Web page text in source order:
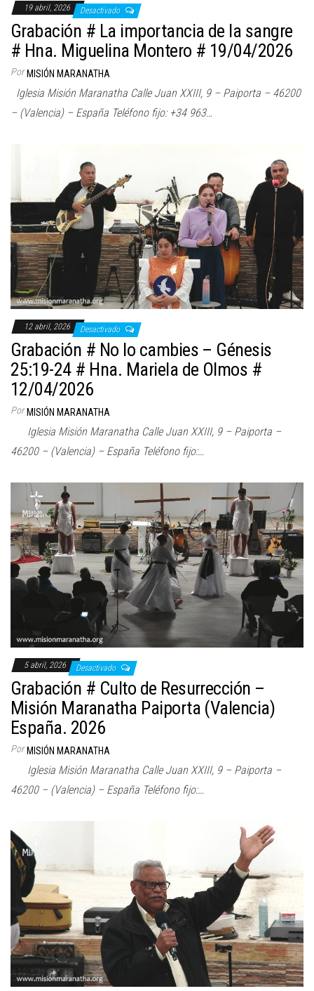
19 abril, 2026 Desactivado
Grabación # La importancia de la sangre
# Hna. Miguelina Montero # 19/04/2026
Por MISIÓN MARANATHA
Iglesia Misión Maranatha Calle Juan XXIII, 9 – Paiporta – 46200
– (Valencia) – España Teléfono fijo: +34 963…
12 abril, 2026 Desactivado
Grabación # No lo cambies – Génesis
25:19-24 # Hna. Mariela de Olmos #
12/04/2026
Por MISIÓN MARANATHA
Iglesia Misión Maranatha Calle Juan XXIII, 9 – Paiporta –
46200 – (Valencia) – España Teléfono fijo:…
5 abril, 2026 Desactivado
Grabación # Culto de Resurrección –
Misión Maranatha Paiporta (Valencia)
España. 2026
Por MISIÓN MARANATHA
Iglesia Misión Maranatha Calle Juan XXIII, 9 – Paiporta –
46200 – (Valencia) – España Teléfono fijo:…